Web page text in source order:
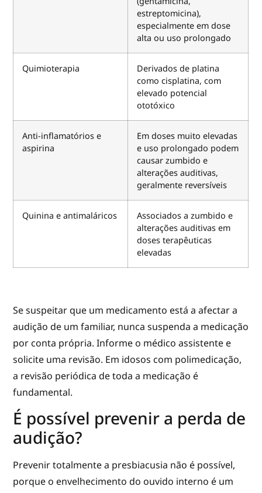
estreptomicina),
especialmente em dose
alta ou uso prolongado
Quimioterapia
Derivados de platina
como cisplatina, com
elevado potencial
ototóxico
Anti-inflamatórios e
aspirina
Em doses muito elevadas
e uso prolongado podem
causar zumbido e
alterações auditivas,
geralmente reversíveis
Quinina e antimaláricos
Associados a zumbido e
alterações auditivas em
doses terapêuticas
elevadas
Se suspeitar que um medicamento está a afectar a
audição de um familiar, nunca suspenda a medicação
por conta própria. Informe o médico assistente e
solicite uma revisão. Em idosos com polimedicação,
a revisão periódica de toda a medicação é
fundamental.
É possível prevenir a perda de
audição?
Prevenir totalmente a presbiacusia não é possível,
porque o envelhecimento do ouvido interno é um